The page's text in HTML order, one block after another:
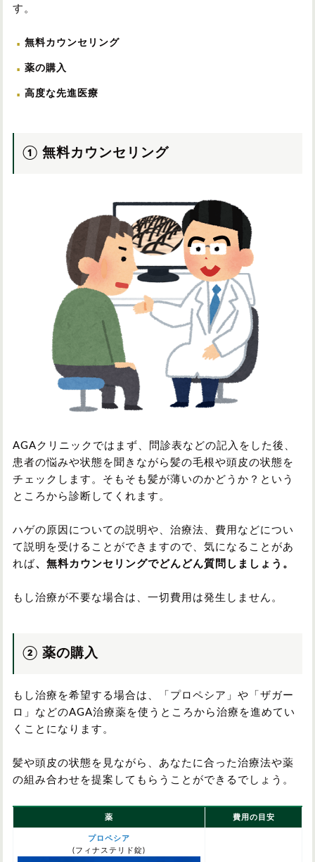
す。
無料カウンセリング
薬の購入
高度な先進医療
① 無料カウンセリング
AGAクリニックではまず、問診表などの記入をした後、
患者の悩みや状態を聞きながら髪の毛根や頭皮の状態を
チェックします。そもそも髪が薄いのかどうか？という
ところから診断してくれます。
ハゲの原因についての説明や、治療法、費用などについ
て説明を受けることができますので、気になることがあ
れば 、無料カウンセリングでどんどん質問しましょう。
もし治療が不要な場合は、一切費用は発生しません。
② 薬の購入
もし治療を希望する場合は、「プロペシア」や「ザガー
ロ」などのAGA治療薬を使うところから治療を進めてい
くことになります。
髪や頭皮の状態を見ながら、あなたに合った治療法や薬
の組み合わせを提案してもらうことができるでしょう。
薬 費用の目安
プロペシア
(フィナステリド錠)